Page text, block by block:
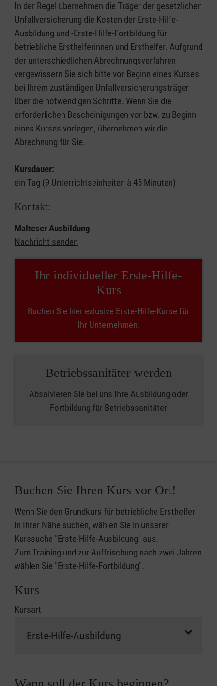
In der Regel übernehmen die Träger der gesetzlichen
Unfallversicherung die Kosten der Erste-Hilfe-
Ausbildung und -Erste-Hilfe-Fortbildung für
betriebliche Ersthelferinnen und Ersthelfer. Aufgrund
der unterschiedlichen Abrechnungsverfahren
vergewissern Sie sich bitte vor Beginn eines Kurses
bei Ihrem zuständigen Unfallversicherungsträger
über die notwendigen Schritte. Wenn Sie die
erforderlichen Bescheinigungen vor bzw. zu Beginn
eines Kurses vorlegen, übernehmen wir die
Abrechnung für Sie.
Kursdauer:
ein Tag (9 Unterrichtseinheiten à 45 Minuten)
Kontakt:
Malteser Ausbildung
Nachricht senden
Ihr individueller Erste-Hilfe-
Kurs
Buchen Sie hier exlusive Erste-Hilfe-Kurse für
Ihr Unternehmen.
Betriebssanitäter werden
Absolvieren Sie bei uns Ihre Ausbildung oder
Fortbildung für Betriebssanitäter
Buchen Sie Ihren Kurs vor Ort!
Wenn Sie den Grundkurs für betriebliche Ersthelfer
in Ihrer Nähe suchen, wählen Sie in unserer
Kurssuche "Erste-Hilfe-Ausbildung" aus.
Zum Training und zur Auffrischung nach zwei Jahren
wählen Sie "Erste-Hilfe-Fortbildung".
Kurs
Kursart